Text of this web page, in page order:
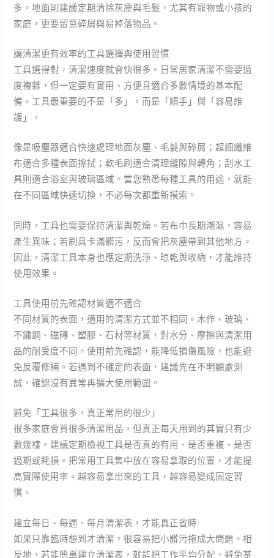
多。地面則建議定期清除灰塵與毛髮，尤其有寵物或小孩的
家庭，更要留意碎屑與易掉落物品。
讓清潔更有效率的工具選擇與使用習慣
工具選得對，清潔速度就會快很多。日常居家清潔不需要過
度複雜，但一定要有實用、方便且適合多數情境的基本配
備。工具最重要的不是「多」，而是「順手」與「容易維
護」。
像是吸塵器適合快速處理地面灰塵、毛髮與碎屑；超細纖維
布適合多種表面擦拭；軟毛刷適合清理縫隙與轉角；刮水工
具則適合浴室與玻璃區域。當您熟悉每種工具的用途，就能
在不同區域快速切換，不必每次都重新摸索。
同時，工具也需要保持清潔與乾燥。若布巾長期潮濕，容易
產生異味；若刷具卡滿髒污，反而會把灰塵帶到其他地方。
因此，清潔工具本身也應定期洗淨、晾乾與收納，才能維持
使用效果。
工具使用前先確認材質適不適合
不同材質的表面，適用的清潔方式並不相同。木作、玻璃、
不鏽鋼、磁磚、塑膠、石材等材質，對水分、摩擦與清潔用
品的耐受度不同。使用前先確認，能降低損傷風險，也能避
免反覆修補。若遇到不確定的表面，建議先在不明顯處測
試，確認沒有異常再擴大使用範圍。
避免「工具很多，真正常用的很少」
很多家庭會買很多清潔用品，但真正每天用到的其實只有少
數幾樣。建議定期檢視工具是否真的有用、是否重複、是否
過期或耗損。把常用工具集中放在容易拿取的位置，才能提
高實際使用率。越容易拿出來的工具，越容易變成固定習
慣。
建立每日、每週、每月清潔表，才能真正省時
如果只靠臨時想到才清潔，很容易把小髒污拖成大問題。相
反地，若能簡單建立清潔表，就能把工作平均分配，避免某